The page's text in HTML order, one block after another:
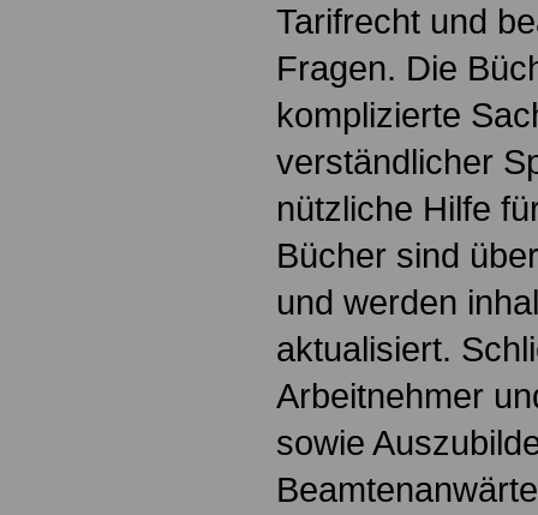
Tarifrecht und
Fragen. Die
komplizierte
verständlicher
nützliche Hilfe
Bücher sind
und werden
aktualisiert.
Arbeitnehmer
sowie